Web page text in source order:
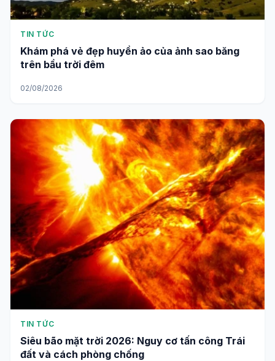
TIN TỨC
Khám phá vẻ đẹp huyền ảo của ảnh sao băng
trên bầu trời đêm
02/08/2026
TIN TỨC
Siêu bão mặt trời 2026: Nguy cơ tấn công Trái
đất và cách phòng chống